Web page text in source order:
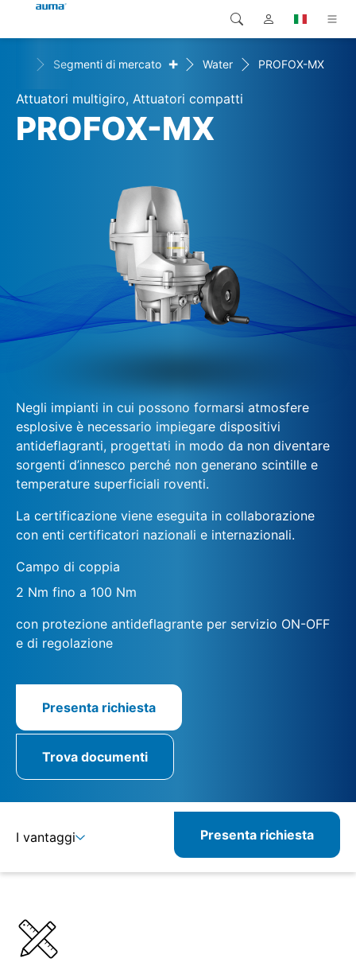
Prodotti
Soluzioni
Servizio di assistenza
Global
Europa
Nord America
Ricerca
Segmenti di mercato + Water PROFOX-MX
Attuatori multigiro, Attuatori compatti
PROFOX-MX
Negli impianti in cui possono formarsi atmosfere
esplosive è necessario impiegare dispositivi
antideflagranti, progettati in modo da non diventare
sorgenti d’innesco perché non generano scintille e
temperature superficiali roventi.
La certificazione viene eseguita in collaborazione
con enti certificatori nazionali e internazionali.
Campo di coppia
2 Nm fino a 100 Nm
con protezione antideflagrante per servizio ON-OFF
e di regolazione
Presenta richiesta
Trova documenti
I vantaggi
Prodotti correlati
Presenta richiesta